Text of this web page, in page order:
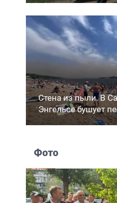
Стена из пыли. В
Энгельсе бушует
Фото